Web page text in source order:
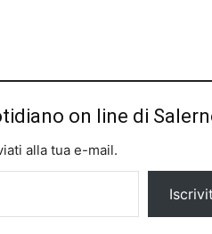
on line di
alla tua e-mail.